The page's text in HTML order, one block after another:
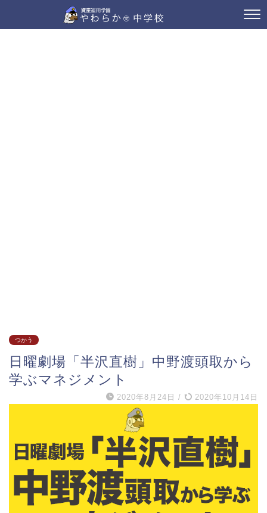
つかう
日曜劇場「半沢直樹」中野渡頭取から
学ぶマネジメント
2020年8月24日 / 2020年10月14日